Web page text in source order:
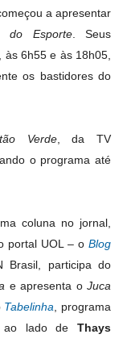
a apresentar
do Esporte. Seus
6h55 e às 18h05,
os bastidores do
Verde, da TV
o programa até
coluna no jornal,
portal UOL – o Blog
Brasil, participa do
e apresenta oJuca
Tabelinha , programa
lado deThays